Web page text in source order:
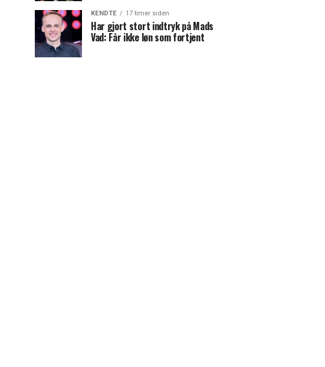
KENDTE 17 timer siden
Har gjort stort indtryk på Mads
Vad: Får ikke løn som fortjent